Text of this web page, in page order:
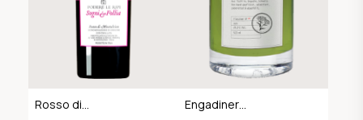
Rosso di
Engadiner